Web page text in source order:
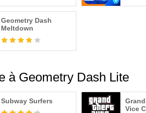
Geometry Dash
Meltdown
à Geometry Dash Lite
Subway Surfers
Vice